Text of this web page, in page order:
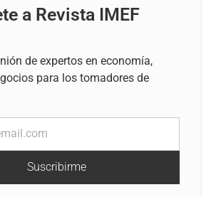
a Revista IMEF
de expertos en economía,
para los tomadores de
Suscribirme